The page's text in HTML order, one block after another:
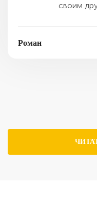
своим
Роман